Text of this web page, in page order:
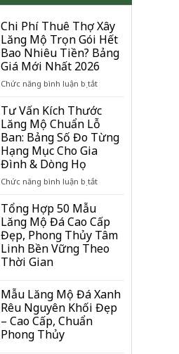
Chi Phí Thuê Thợ Xây
Lăng Mộ Trọn Gói Hết
Bao Nhiêu Tiền? Bảng
Giá Mới Nhất 2026
Chức năng bình luận bị tắtở
Phí
Thuê
Thợ
Xây
Lăng
Trọn
Bao
Nhiêu
Tiền?
Bảng
2026
Tư Vấn Kích Thước
Lăng Mộ Chuẩn Lỗ
Ban: Bảng Số Đo Từng
Hạng Mục Cho Gia
Đình & Dòng Họ
Chức năng bình luận bị tắtở
Kích
Thước
Lăng
Mộ
Ban:
Bảng
Số
Tổng Hợp 50 Mẫu
Lăng Mộ Đá Cao Cấp
Đẹp, Phong Thủy Tâm
Linh Bền Vững Theo
Thời Gian
Mẫu Lăng Mộ Đá Xanh
Rêu Nguyên Khối Đẹp
– Cao Cấp, Chuẩn
Phong Thủy